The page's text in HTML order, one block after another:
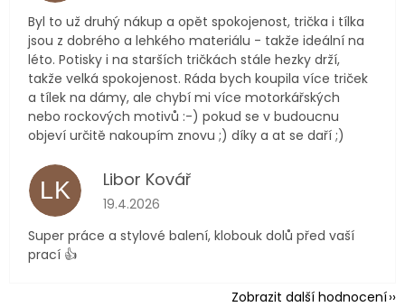
Byl to už druhý nákup a opět spokojenost, trička i tílka
jsou z dobrého a lehkého materiálu - takže ideální na
léto. Potisky i na starších tričkách stále hezky drží,
takže velká spokojenost. Ráda bych koupila více triček
a tílek na dámy, ale chybí mi více motorkářských
nebo rockových motivů :-) pokud se v budoucnu
objeví určitě nakoupím znovu ;) díky a at se daří ;)
LK Libor Kovář
Hodnocení obchodu je 5 z 5 hvězdiček.
19.4.2026
Super práce a stylové balení, klobouk dolů před vaší
prací 👍
Zobrazit další hodnocení